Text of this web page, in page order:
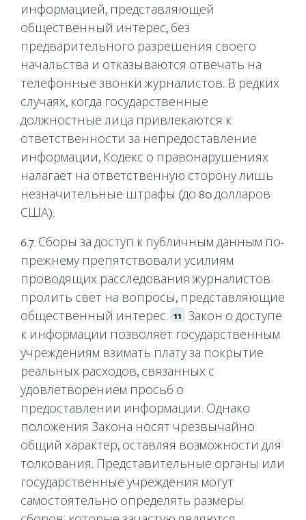
информацией, представляющей
общественный интерес, без
предварительного разрешения своего
начальства и отказываются отвечать на
телефонные звонки журналистов. В редких
случаях, когда государственные
должностные лица привлекаются к
ответственности за непредоставление
информации, Кодекс о правонарушениях
налагает на ответственную сторону лишь
незначительные штрафы (до 80 долларов
США).
6.7. Сборы за доступ к публичным данным по-
прежнему препятствовали усилиям
проводящих расследования журналистов
пролить свет на вопросы, представляющие
общественный интерес. 11 Закон о доступе
к информации позволяет государственным
учреждениям взимать плату за покрытие
реальных расходов, связанных с
удовлетворением просьб о
предоставлении информации. Однако
положения Закона носят чрезвычайно
общий характер, оставляя возможности для
толкования. Представительные органы или
государственные учреждения могут
самостоятельно определять размеры